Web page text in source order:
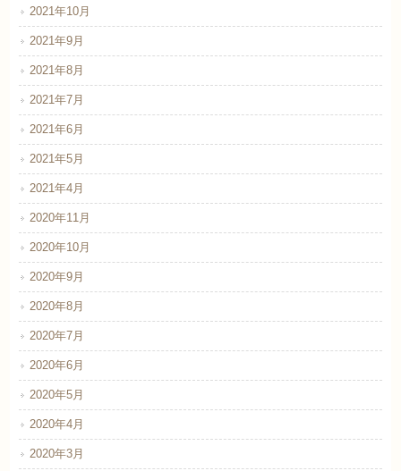
2021年10月
2021年9月
2021年8月
2021年7月
2021年6月
2021年5月
2021年4月
2020年11月
2020年10月
2020年9月
2020年8月
2020年7月
2020年6月
2020年5月
2020年4月
2020年3月